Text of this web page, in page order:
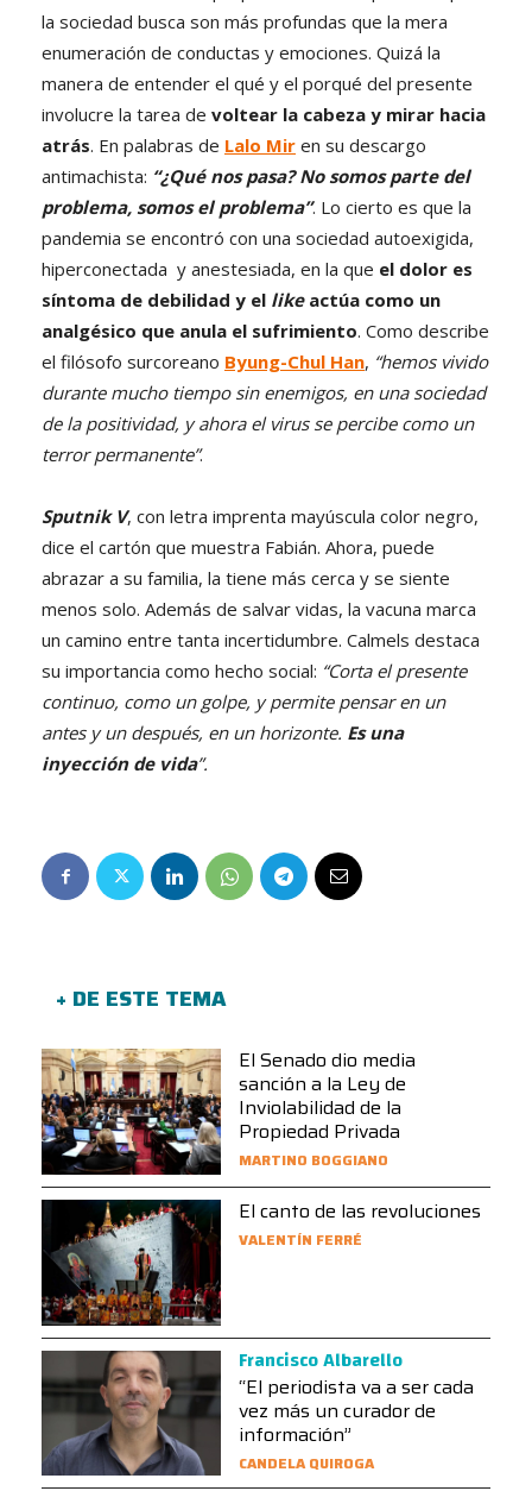
la sociedad busca son más profundas que la mera
enumeración de conductas y emociones. Quizá la
manera de entender el qué y el porqué del presente
involucre la tarea de voltear la cabeza y mirar hacia
atrás. En palabras de Lalo Mir en su descargo
antimachista: “¿Qué nos pasa? No somos parte del
problema, somos el problema”. Lo cierto es que la
pandemia se encontró con una sociedad autoexigida,
hiperconectada y anestesiada, en la que el dolor es
síntoma de debilidad y el likeactúa como un
analgésico que anula el sufrimiento. Como describe
el filósofo surcoreano Byung-Chul Han, “hemos vivido
durante mucho tiempo sin enemigos, en una sociedad
de la positividad, y ahora el virus se percibe como un
terror permanente”.
Sputnik V, con letra imprenta mayúscula color negro,
dice el cartón que muestra Fabián. Ahora, puede
abrazar a su familia, la tiene más cerca y se siente
menos solo. Además de salvar vidas, la vacuna marca
un camino entre tanta incertidumbre. Calmels destaca
su importancia como hecho social: “Corta el presente
continuo, como un golpe, y permite pensar en un
antes y un después, en un horizonte. Es una
inyección de vida”.
+ DE ESTE TEMA
El Senado dio media
sanción a la Ley de
Inviolabilidad de la
Propiedad Privada
MARTINO BOGGIANO
El canto de las revoluciones
VALENTÍN FERRÉ
Francisco Albarello
“El periodista va a ser cada
vez más un curador de
información”
CANDELA QUIROGA